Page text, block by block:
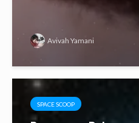
Avivah Yamani
SPACE SCOOP